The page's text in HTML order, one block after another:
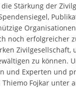
Stärkung der
noch erfolgreicher
Zivilgesellschaft,
zu können.
und Experten und
Fojkar unter